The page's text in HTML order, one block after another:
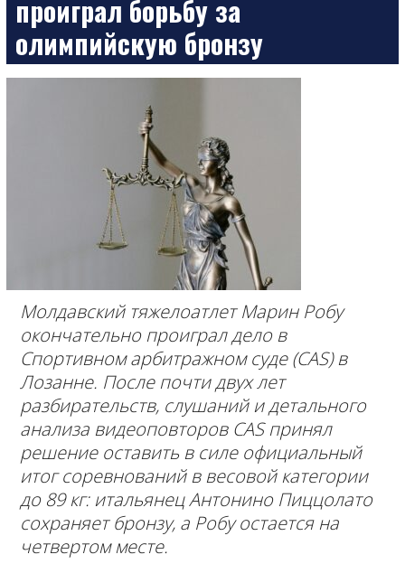
проиграл борьбу за
олимпийскую бронзу
Молдавский тяжелоатлет Марин Робу
окончательно проиграл дело в
Спортивном арбитражном суде (CAS) в
Лозанне. После почти двух лет
разбирательств, слушаний и детального
анализа видеоповторов CAS принял
решение оставить в силе официальный
итог соревнований в весовой категории
до 89 кг: итальянец Антонино Пиццолато
сохраняет бронзу, а Робу остается на
четвертом месте.